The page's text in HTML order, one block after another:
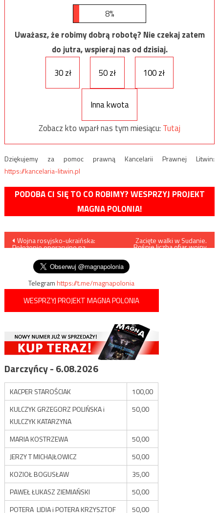
8%
Uważasz, że robimy dobrą robotę? Nie czekaj zatem
do jutra, wspieraj nas od dzisiaj.
30 zł
50 zł 100 zł
Inna kwota
Zobacz kto wparł nas tym miesiącu: Tutaj
Dziękujemy za pomoc prawną Kancelarii Prawnej Litwin:
https://kancelaria-litwin.pl
PODOBA CI SIĘ TO CO ROBIMY? WESPRZYJ PROJEKT
MAGNA POLONIA!
Nawigacja
wpisu
Wojna rosyjsko-ukraińska:
Położenie operacyjne na
Zacięte walki w Sudanie.
Rośnie liczba ofiar wojny
Telegramhttps://t.me/magnapolonia
WESPRZYJ PROJEKT MAGNA POLONIA
Darczyńcy - 6.08.2026
KACPER STAROŚCIAK
100,00
KULCZYK GRZEGORZ POLIŃSKA i
KULCZYK KATARZYNA
50,00
MARIA KOSTRZEWA
50,00
JERZY T MICHAJŁOWICZ
50,00
KOZIOŁ BOGUSŁAW
35,00
PAWEŁ ŁUKASZ ZIEMIAŃSKI
50,00
POTERA LIDIA i POTERA KRZYSZTOF
50,00